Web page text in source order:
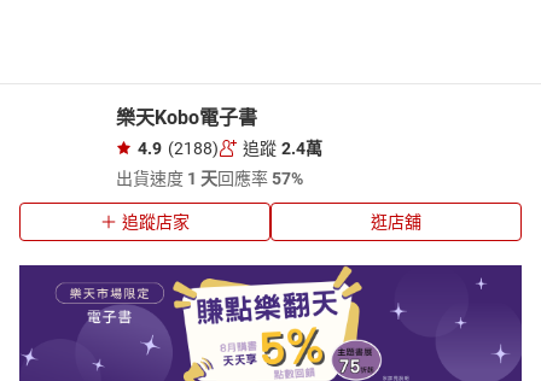
樂天Kobo電子書
4.9 (2188) 追蹤 2.4萬
出貨速度 1 天回應率57%
追蹤店家 逛店舖